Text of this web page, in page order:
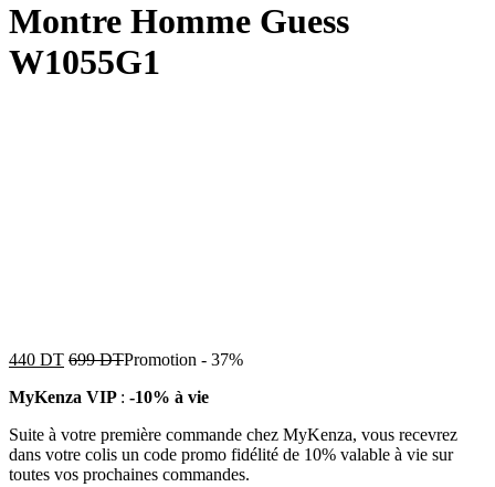
Montre Homme Guess
W1055G1
440 DT 699DTPromotion - 37%
MyKenza VIP : -10% à vie
Suite à votre première commande chez MyKenza, vous recevrez
dans votre colis un code promo fidélité de 10% valable à vie sur
toutes vos prochaines commandes.